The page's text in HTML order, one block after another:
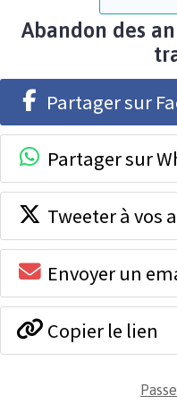
Abandon des
Partager sur
Partager sur
Tweeter à vos
Envoyer un
Copier le lien